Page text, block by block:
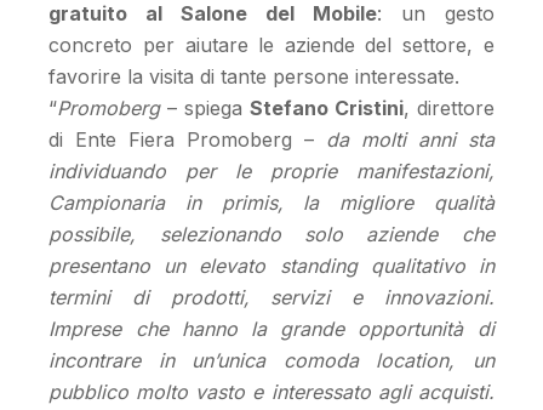
gratuito al Salone del Mobile: un gesto
concreto per aiutare le aziende del settore, e
favorire la visita di tante persone interessate.
“Promoberg– spiega Stefano Cristini, direttore
di Ente Fiera Promoberg – da molti anni sta
individuando per le proprie manifestazioni,
Campionaria in primis, la migliore qualità
possibile, selezionando solo aziende che
presentano un elevato standing qualitativo in
termini di prodotti, servizi e innovazioni.
Imprese che hanno la grande opportunità di
incontrare in un’unica comoda location, un
pubblico molto vasto e interessato agli acquisti.